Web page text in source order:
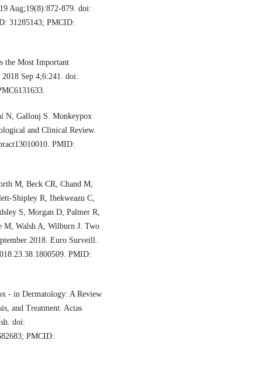
Aug;19(8):872-879. doi:
31285143; PMCID:
the Most Important
Sep 4;6:241. doi:
N, Gallouj S. Monkeypox
and Clinical Review.
PMID:
M, Beck CR, Chand M,
Shipley R, Ihekweazu C,
S, Morgan D, Palmer R,
M, Walsh A, Wilburn J. Two
2018. Euro Surveill.
PMID:
- in Dermatology: A Review
and Treatment. Actas
doi:
PMCID: